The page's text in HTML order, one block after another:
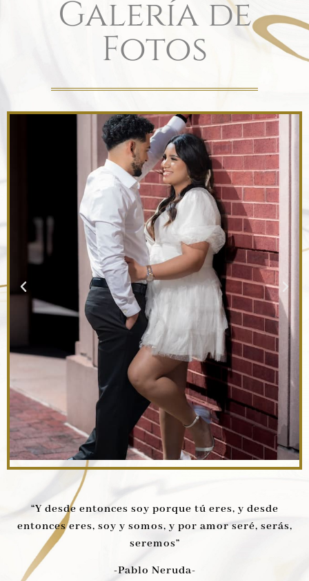
Galería de
Fotos
“Y desde entonces soy porque tú eres, y desde
entonces eres, soy y somos, y por amor seré, serás,
seremos”
-Pablo Neruda-